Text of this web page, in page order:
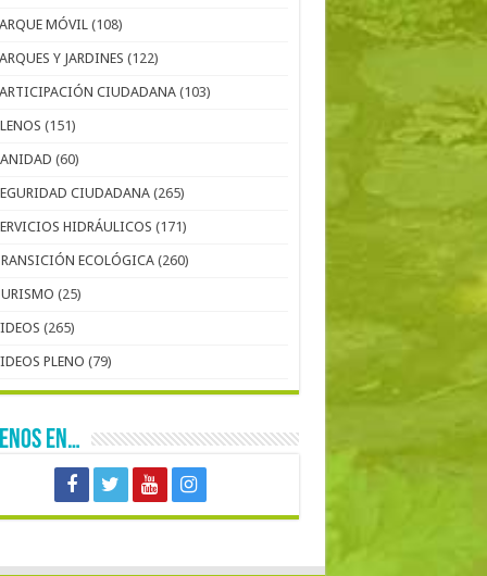
MÓVIL (108)
Y JARDINES (122)
CIUDADANA (103)
(151)
(60)
CIUDADANA (265)
HIDRÁULICOS (171)
ECOLÓGICA (260)
(25)
(265)
PLENO (79)
EN…